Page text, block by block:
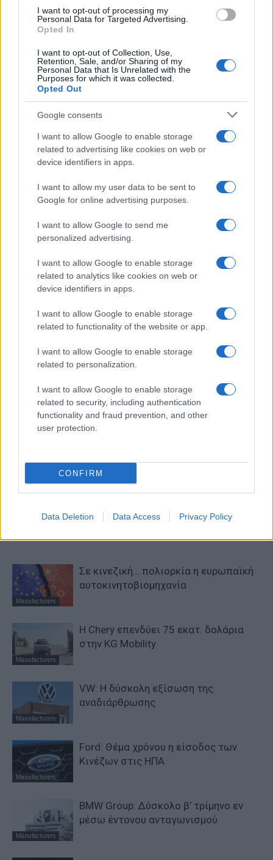
I want to opt-out of processing my
Personal Data for Targeted Advertising.
Opted In
I want to opt-out of Collection, Use,
Retention, Sale, and/or Sharing of my
Personal Data that Is Unrelated with the
Purposes for which it was collected.
Opted Out
Google consents
I want to allow Google to enable storage
related to advertising like cookies on web or
device identifiers in apps.
I want to allow my user data to be sent to
Google for online advertising purposes.
I want to allow Google to send me
personalized advertising.
I want to allow Google to enable storage
related to analytics like cookies on web or
device identifiers in apps.
I want to allow Google to enable storage
related to functionality of the website or app.
I want to allow Google to enable storage
related to personalization.
I want to allow Google to enable storage
related to security, including authentication
functionality and fraud prevention, and other
user protection.
CONFIRM
Data Deletion Data Access Privacy Policy
της συνεργασίας τους μέχρι
το 2028
18η συνεχόμενη χρονιά για τον ΟΤΕ στη διεθνή σειρά
δεικτών FTSE4Good
Alpha Bank: Για πρώτη φορά το Αρχαίο Θέατρο Επιδαύρου
άνοιξε τις πύλες του σε όλους
Στρατηγική
Προηγούμενο άρθρο
Manufacturers
Σε κινεζική… πολιορκία η ευρωπαϊκή
αυτοκινητοβιομηχανία
Manufacturers
Η Chery επενδύει 75 εκατ. δολάρια
στην KG Mobility
Manufacturers
VW: Η δύσκολη εξίσωση της
αναδιάρθρωσης
Manufacturers
Ford: Θέμα χρόνου η είσοδος των
Κινέζων στις ΗΠΑ
Manufacturers
BMW Group: Δύσκολο β’ τρίμηνο εν
μέσω έντονου ανταγωνισμού